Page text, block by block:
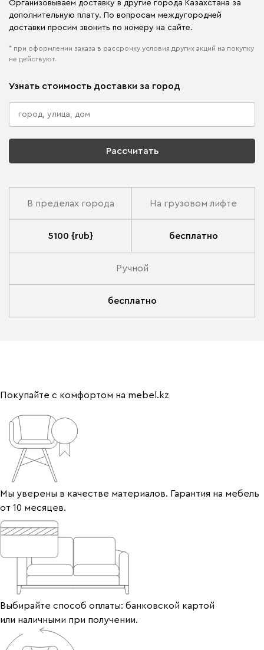
Организовываем доставку в другие города Казахстана за
дополнительную плату. По вопросам междугородней
доставки просим звонить по номеру на сайте.
* при оформлении заказа в рассрочку условия других акций на покупку
не действуют.
Узнать стоимость доставки за город
Рассчитать
В пределах города На грузовом лифте
5100 {rub} бесплатно
Ручной
бесплатно
Покупайте с комфортом на mebel.kz
Мы уверены в качестве материалов. Гарантия на мебель
от 10 месяцев.
Выбирайте способ оплаты: банковской картой
или наличными при получении.